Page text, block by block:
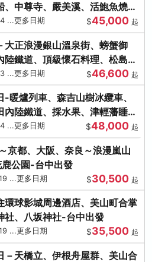
中尊寺、嚴美溪、活鮑魚燒、
...更多日期 $45,000 起
大正浪漫銀山溫泉街、螃蟹御
鐵道、頂級懷石料理、松島遊
...更多日期 $46,600 起
暖爐列車、森吉山樹冰纜車、
陸鐵道、採水果、津輕藩睡魔
...更多日期 $48,000 起
京都、大阪、奈良～浪漫嵐山
公園-台中出發
...更多日期 $30,500 起
環球影城周邊酒店、美山町合掌
社、八坂神社-台中出發
...更多日期 $35,500 起
－天橋立、伊根舟屋群、美山合